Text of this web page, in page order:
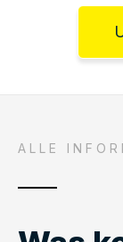
ALLE